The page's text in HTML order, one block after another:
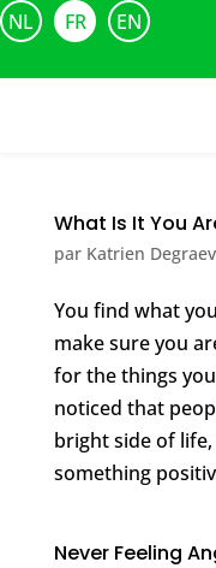
NL FR EN
What Is It You
par Katrien
You find what
make sure you
for the things
noticed that
bright side of
something
Never Feeling